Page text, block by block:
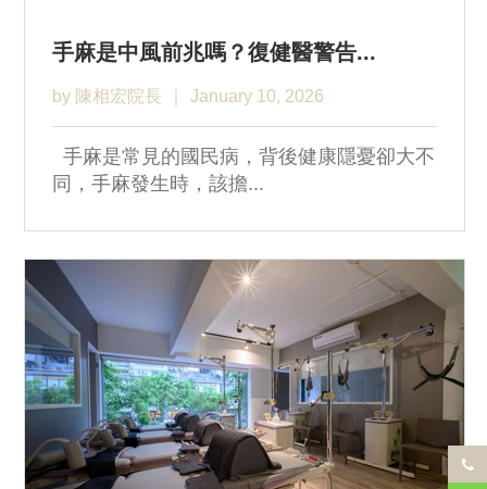
手麻是中風前兆嗎？復健醫警告...
by 陳相宏院長 January 10, 2026
手麻是常見的國民病，背後健康隱憂卻大不
同，手麻發生時，該擔...